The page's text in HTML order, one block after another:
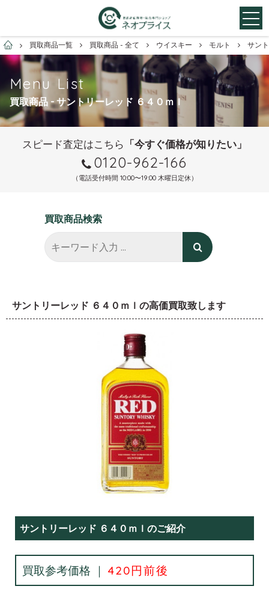
お酒買取専門店ネオプライス
買取商品一覧 買取商品 - 全て ウイスキー モルト サン
Menu List
買取商品 - サントリーレッド ６４０ｍｌ
スピード査定はこちら 「今すぐ価格が知りたい」
0120-962-166
（電話受付時間 10:00〜19:00 木曜日定休）
買取商品検索
サントリーレッド ６４０ｍｌの高価買取致します
サントリーレッド ６４０ｍｌのご紹介
買取参考価格 ｜ 420円前後